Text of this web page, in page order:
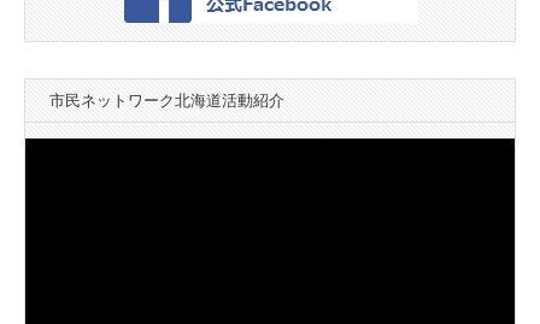
市民ネットワーク北海道活動紹介